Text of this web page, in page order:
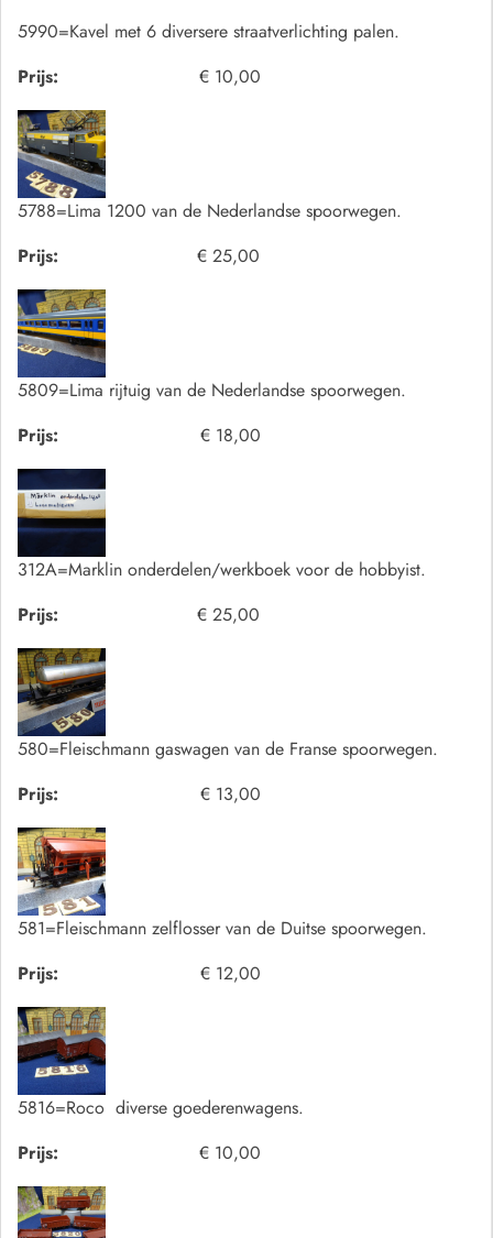
5990=Kavel met 6 diversere straatverlichting palen.
Prijs:
€ 10,00
5788=Lima 1200 van de Nederlandse spoorwegen.
Prijs:
€ 25,00
5809=Lima rijtuig van de Nederlandse spoorwegen.
Prijs:
€ 18,00
312A=Marklin onderdelen/werkboek voor de hobbyist.
Prijs:
€ 25,00
580=Fleischmann gaswagen van de Franse spoorwegen.
Prijs:
€ 13,00
581=Fleischmann zelflosser van de Duitse spoorwegen.
Prijs:
€ 12,00
5816=Roco diverse goederenwagens.
Prijs:
€ 10,00